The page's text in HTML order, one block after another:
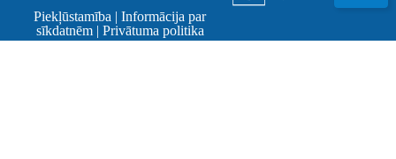
Piekļūstamība |Informācija par
sīkdatnēm| Privātuma politika